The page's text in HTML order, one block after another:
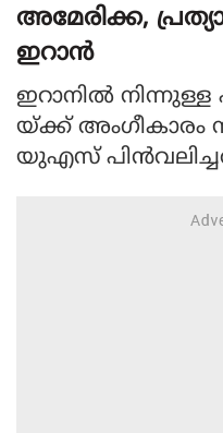
അമേരിക്ക,
ഇറാൻ
ഇറാനില്‍ നിന്നുള്ള
യ്ക്ക് അംഗീകാരം
യുഎസ്